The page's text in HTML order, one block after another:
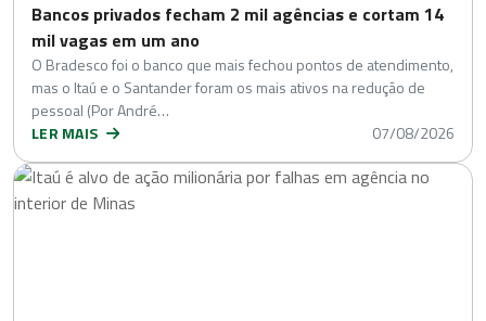
Bancos privados fecham 2 mil agências e cortam 14
mil vagas em um ano
O Bradesco foi o banco que mais fechou pontos de atendimento,
mas o Itaú e o Santander foram os mais ativos na redução de
pessoal (Por André…
LER MAIS
07/08/2026